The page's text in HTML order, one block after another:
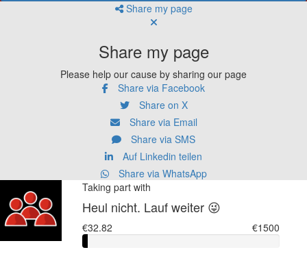
Share my page
Share my page
Please help our cause by sharing our page
Share via Facebook
Share on X
Share via Email
Share via SMS
Auf Linkedin teilen
Share via WhatsApp
Taking part with
Heul nicht. Lauf weiter 😜
€32.82 €1500